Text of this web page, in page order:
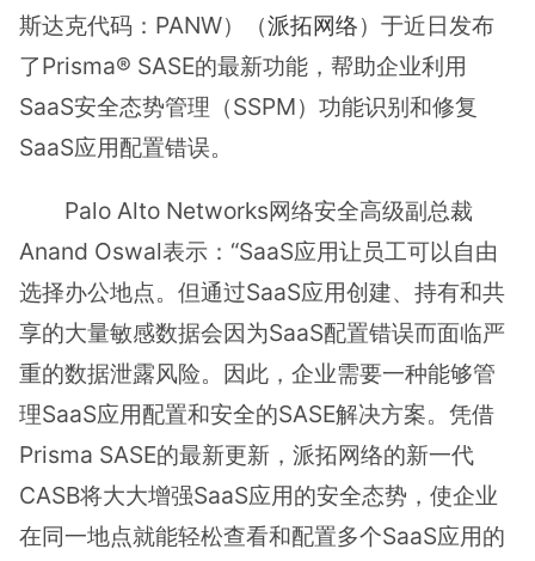
斯达克代码：PANW）（派拓网络）于近日发布
了Prisma® SASE的最新功能，帮助企业利用
SaaS安全态势管理（SSPM）功能识别和修复
SaaS应用配置错误。
Palo Alto Networks网络安全高级副总裁
Anand Oswal表示：“SaaS应用让员工可以自由
选择办公地点。但通过SaaS应用创建、持有和共
享的大量敏感数据会因为SaaS配置错误而面临严
重的数据泄露风险。因此，企业需要一种能够管
理SaaS应用配置和安全的SASE解决方案。凭借
Prisma SASE的最新更新，派拓网络的新一代
CASB将大大增强SaaS应用的安全态势，使企业
在同一地点就能轻松查看和配置多个SaaS应用的